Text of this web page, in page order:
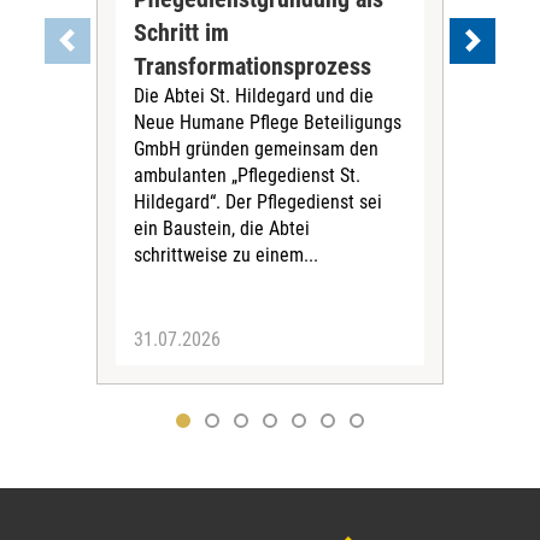
Schritt im
Transformationsprozess
Die Abtei St. Hildegard und die
Neue Humane Pflege Beteiligungs
GmbH gründen gemeinsam den
ambulanten „Pflegedienst St.
Hildegard“. Der Pflegedienst sei
ein Baustein, die Abtei
schrittweise zu einem...
31.07.2026